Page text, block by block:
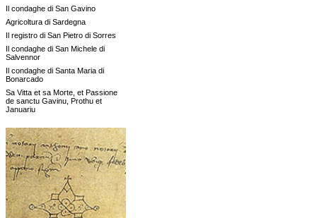
Il condaghe di San Gavino
Agricoltura di Sardegna
Il registro di San Pietro di Sorres
Il condaghe di San Michele di
Salvennor
Il condaghe di Santa Maria di
Bonarcado
Sa Vitta et sa Morte, et Passione
de sanctu Gavinu, Prothu et
Januariu